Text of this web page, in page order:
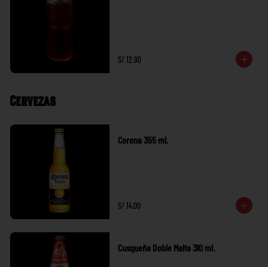
S/ 12.90
Cervezas
Corona 355 ml.
S/ 14.00
Cusqueña Doble Malta 310 ml.